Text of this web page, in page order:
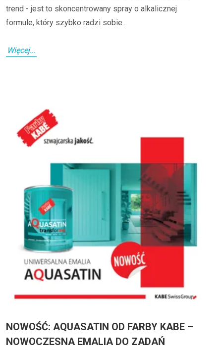
trend - jest to skoncentrowany spray o alkalicznej
formule, który szybko radzi sobie...
Więcej...
NOWOŚĆ: AQUASATIN OD FARBY KABE –
NOWOCZESNA EMALIA DO ZADAŃ